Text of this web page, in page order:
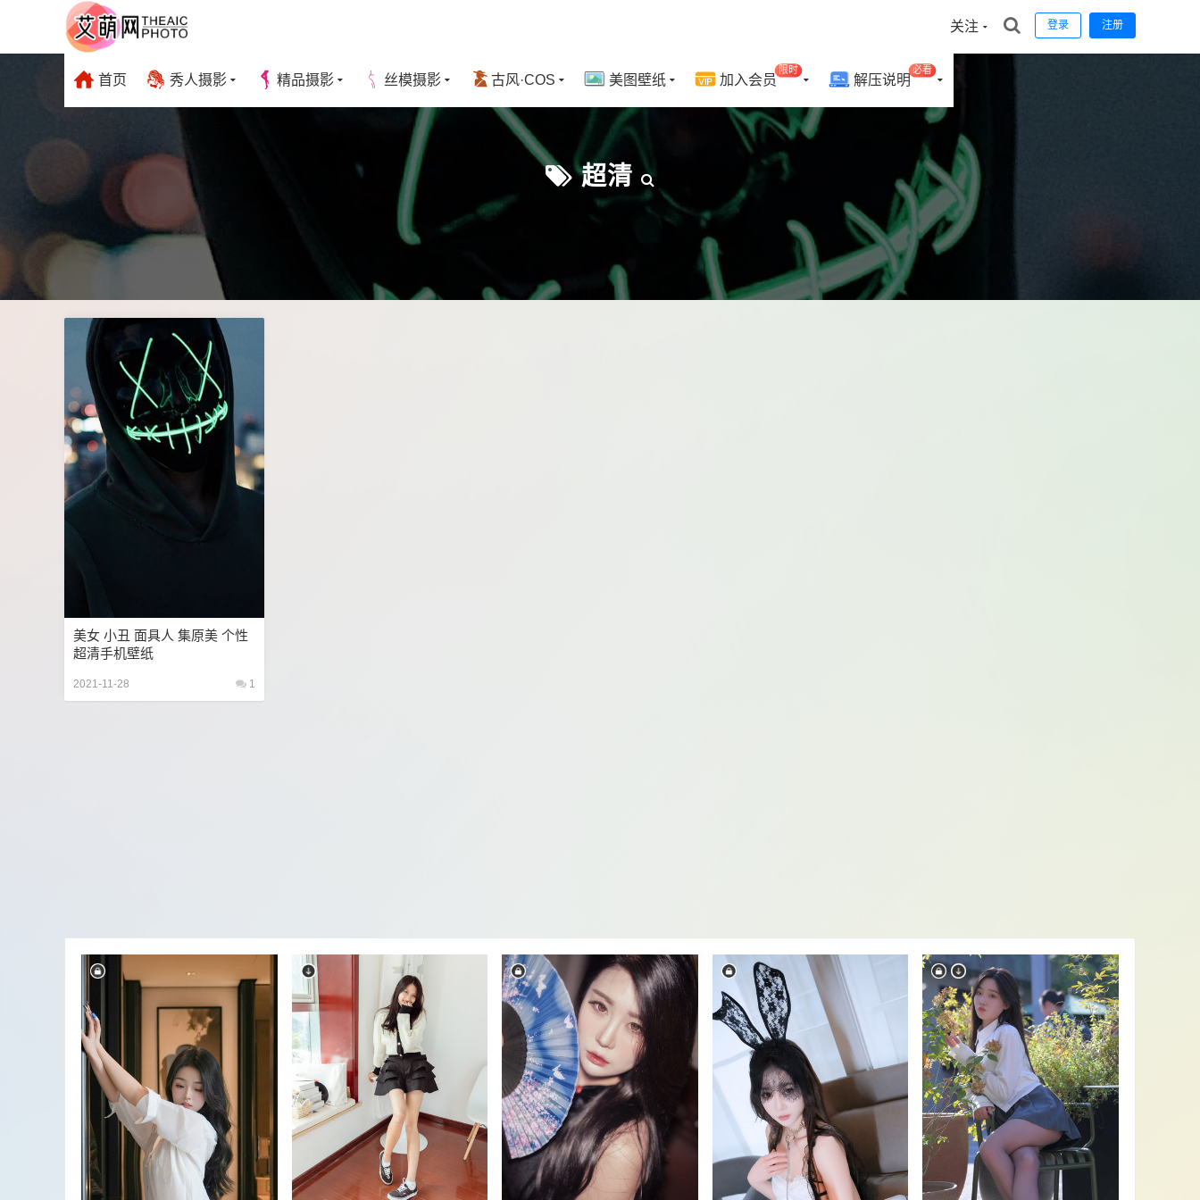
登录 注册
关注
首页 秀人摄影 精品摄影 丝模摄影 古风·COS 美图壁纸 加入会员
限时
解压说明
必看
超清
美女 小丑 面具人 集原美 个性
超清手机壁纸
2021-11-28 1